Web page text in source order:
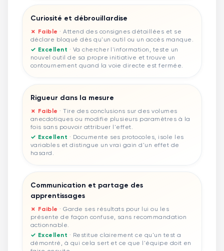
Curiosité et débrouillardise
✗ Faible ·Attend des consignes détaillées et se
déclare bloqué dès qu'un outil ou un accès manque.
✓ Excellent · Va chercher l'information, teste un
nouvel outil de sa propre initiative et trouve un
contournement quand la voie directe est fermée.
Rigueur dans la mesure
✗ Faible ·Tire des conclusions sur des volumes
anecdotiques ou modifie plusieurs paramètres à la
fois sans pouvoir attribuer l'effet.
✓ Excellent · Documente ses protocoles, isole les
variables et distingue un vrai gain d'un effet de
hasard.
Communication et partage des
apprentissages
✗ Faible ·Garde ses résultats pour lui ou les
présente de façon confuse, sans recommandation
actionnable.
✓ Excellent · Restitue clairement ce qu'un test a
démontré, à qui cela sert et ce que l'équipe doit en